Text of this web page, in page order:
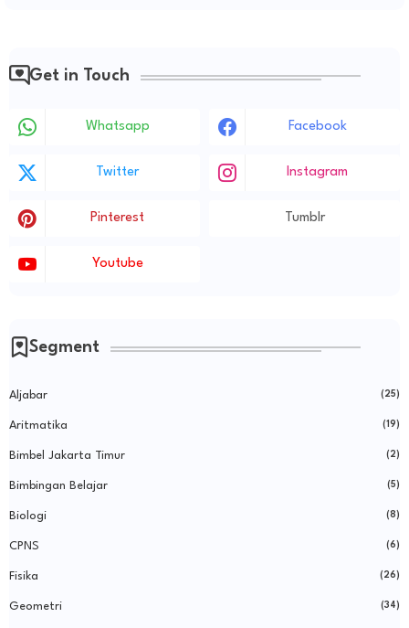
Get in Touch
Whatsapp Facebook
Twitter Instagram
Pinterest Tumblr
Youtube
Segment
Aljabar (25)
Aritmatika (19)
Bimbel Jakarta Timur (2)
Bimbingan Belajar (5)
Biologi (8)
CPNS (6)
Fisika (26)
Geometri (34)